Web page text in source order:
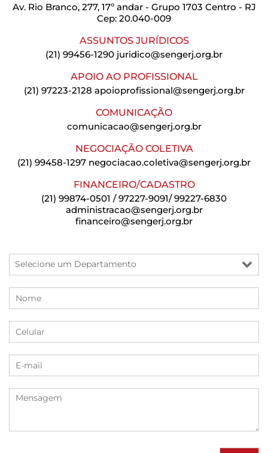
Av. Rio Branco, 277, 17º andar - Grupo 1703 Centro - RJ
Cep: 20.040-009
ASSUNTOS JURÍDICOS
(21) 99456-1290 juridico@sengerj.org.br
APOIO AO PROFISSIONAL
(21) 97223-2128 apoioprofissional@sengerj.org.br
COMUNICAÇÃO
comunicacao@sengerj.org.br
NEGOCIAÇÃO COLETIVA
(21) 99458-1297 negociacao.coletiva@sengerj.org.br
FINANCEIRO/CADASTRO
(21) 99874-0501 / 97227-9091/ 99227-6830
administracao@sengerj.org.br
financeiro@sengerj.org.br